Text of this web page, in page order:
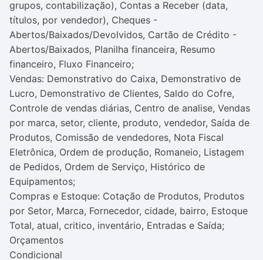
grupos, contabilização), Contas a Receber (data,
títulos, por vendedor), Cheques -
Abertos/Baixados/Devolvidos, Cartão de Crédito -
Abertos/Baixados, Planilha financeira, Resumo
financeiro, Fluxo Financeiro;
Vendas: Demonstrativo do Caixa, Demonstrativo de
Lucro, Demonstrativo de Clientes, Saldo do Cofre,
Controle de vendas diárias, Centro de analise, Vendas
por marca, setor, cliente, produto, vendedor, Saída de
Produtos, Comissão de vendedores, Nota Fiscal
Eletrônica, Ordem de produção, Romaneio, Listagem
de Pedidos, Ordem de Serviço, Histórico de
Equipamentos;
Compras e Estoque: Cotação de Produtos, Produtos
por Setor, Marca, Fornecedor, cidade, bairro, Estoque
Total, atual, critico, inventário, Entradas e Saída;
Orçamentos
Condicional